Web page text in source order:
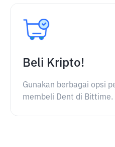
Beli Kripto!
Gunakan berbagai opsi
membeli Dent di Bittime.